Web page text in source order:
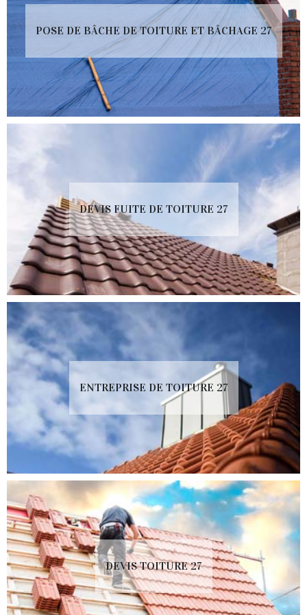
POSE DE BÂCHE DE TOITURE ET BÂCHAGE 27
DEVIS FUITE DE TOITURE 27
ENTREPRISE DE TOITURE 27
DEVIS TOITURE 27